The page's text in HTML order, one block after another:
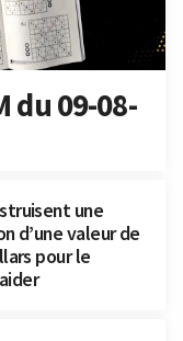
du 09-08-
une
d’une valeur de
pour le